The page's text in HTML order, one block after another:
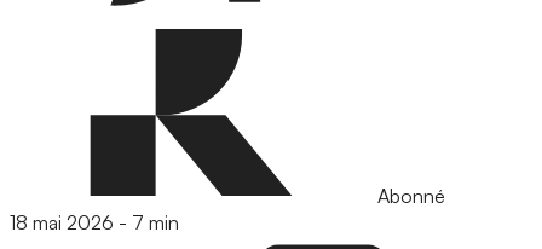
Abonné
18 mai 2026 - 7 min